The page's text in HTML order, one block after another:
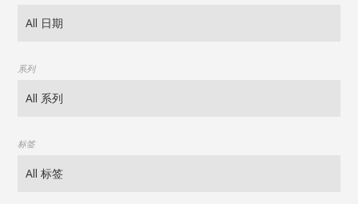
系列
标签